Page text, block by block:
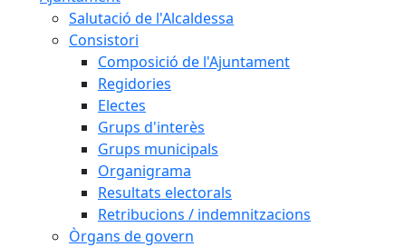
Salutació de l'Alcaldessa
Consistori
Composició de l'Ajuntament
Regidories
Electes
Grups d'interès
Grups municipals
Organigrama
Resultats electorals
Retribucions / indemnitzacions
Òrgans de govern